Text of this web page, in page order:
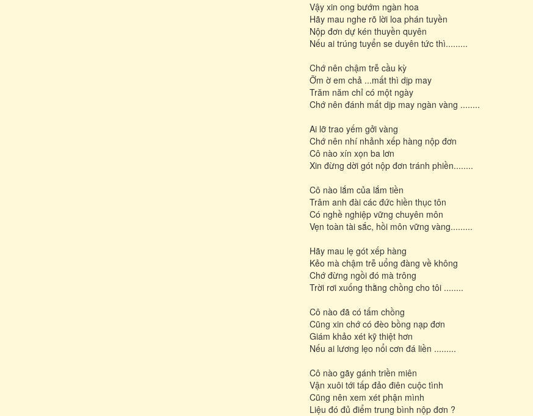
Vậy xin ong bướm ngàn hoa
Hãy mau nghe rõ lời loa phán tuyền
Nộp đơn dự kén thuyền quyên
Nếu ai trúng tuyển se duyên tức thì.........
Chớ nên chậm trễ cầu kỳ
Ỡm ờ em chả ...mất thì dịp may
Trăm năm chỉ có một ngày
Chớ nên đánh mất dịp may ngàn vàng ........
Ai lỡ trao yếm gởi vàng
Chớ nên nhí nhảnh xếp hàng nộp đơn
Cô nào xín xọn ba lơn
Xin đừng dời gót nộp đơn tránh phiền........
Cô nào lắm của lắm tiền
Trâm anh đài các đức hiền thục tôn
Có nghề nghiệp vững chuyên môn
Vẹn toàn tài sắc, hồi môn vững vàng.........
Hãy mau lẹ gót xếp hàng
Kẻo mà chậm trễ uổng đàng về không
Chớ đừng ngồi đó mà trông
Trời rơi xuống thằng chồng cho tôi ........
Cô nào đã có tấm chồng
Cũng xin chớ có đèo bồng nạp đơn
Giám khảo xét kỹ thiệt hơn
Nếu ai lương lẹo nổi cơn đá liền .........
Cô nào gãy gánh triền miên
Vận xuôi tới tấp đảo điên cuộc tình
Cũng nên xem xét phận mình
Liệu đó đủ điểm trung bình nộp đơn ?